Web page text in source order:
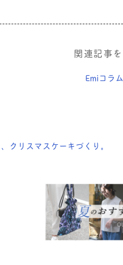
関連記事
Emiコラム
クリスマスケーキづくり。